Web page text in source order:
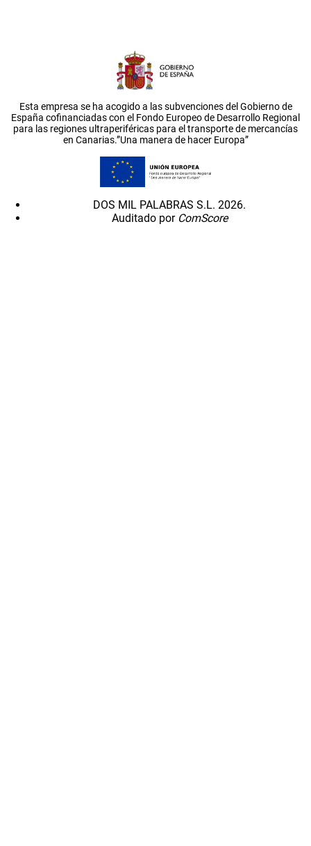
Esta empresa se ha acogido a las subvenciones del Gobierno de
España cofinanciadas con el Fondo Europeo de Desarrollo Regional
para las regiones ultraperiféricas para el transporte de mercancías
en Canarias.”Una manera de hacer Europa”
DOS MIL PALABRAS S.L. 2026.
Auditado por ComScore